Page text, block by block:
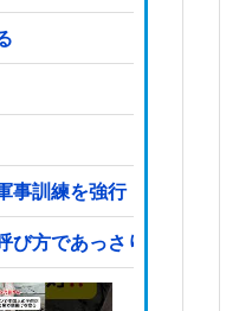
事訓練を強行
び方であっさりと……他